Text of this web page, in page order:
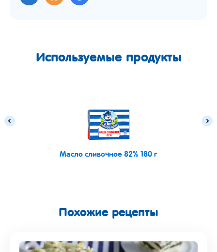
Используемые продукты
Масло сливочное 82% 180 г
Похожие рецепты